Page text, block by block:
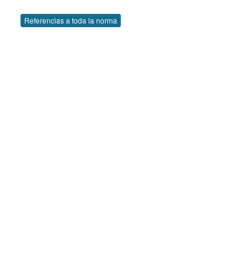
Referencias a toda la norma